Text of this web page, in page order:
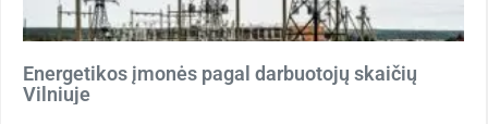
Energetikos įmonės pagal darbuotojų skaičių
Vilniuje